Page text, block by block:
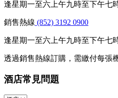
逢星期一至六上午九時至下午七
銷售熱線 (852) 3192 0900
逢星期一至六上午九時至下午七
透過銷售熱線訂購，需繳付每張
酒店常見問題